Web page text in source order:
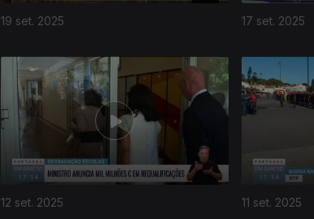
19 set. 2025 17 set. 2025
12 set. 2025 11 set. 2025